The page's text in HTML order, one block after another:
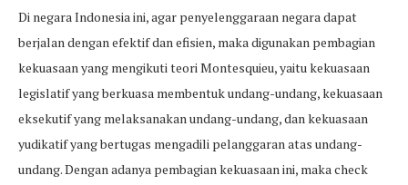
Di negara Indonesia ini, agar penyelenggaraan negara dapat
berjalan dengan efektif dan efisien, maka digunakan pembagian
kekuasaan yang mengikuti teori Montesquieu, yaitu kekuasaan
legislatif yang berkuasa membentuk undang-undang, kekuasaan
eksekutif yang melaksanakan undang-undang, dan kekuasaan
yudikatif yang bertugas mengadili pelanggaran atas undang-
undang. Dengan adanya pembagian kekuasaan ini, maka check